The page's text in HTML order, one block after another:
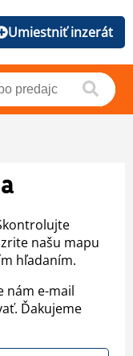
Umiestniť inzerát
našu mapu
hľadaním.
nám e-mail
Ďakujeme